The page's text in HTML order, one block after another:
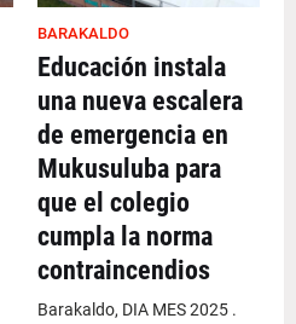
BARAKALDO
Educación instala
una nueva escalera
de emergencia en
Mukusuluba para
que el colegio
cumpla la norma
contraincendios
Barakaldo, DIA MES 2025 .